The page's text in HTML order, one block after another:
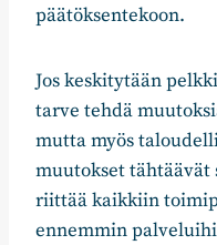
päätöksentekoon.
Jos keskitytään
tarve tehdä
mutta myös
muutokset
riittää kaikkiin
ennemmin